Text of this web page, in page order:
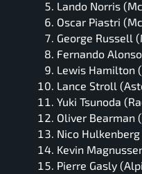
Lando Norris
Oscar Piastri
George Russell
Fernando
Lewis Hamilton
Lance Stroll
Yuki Tsunoda
Oliver Bearman
Nico
Kevin
Pierre Gasly